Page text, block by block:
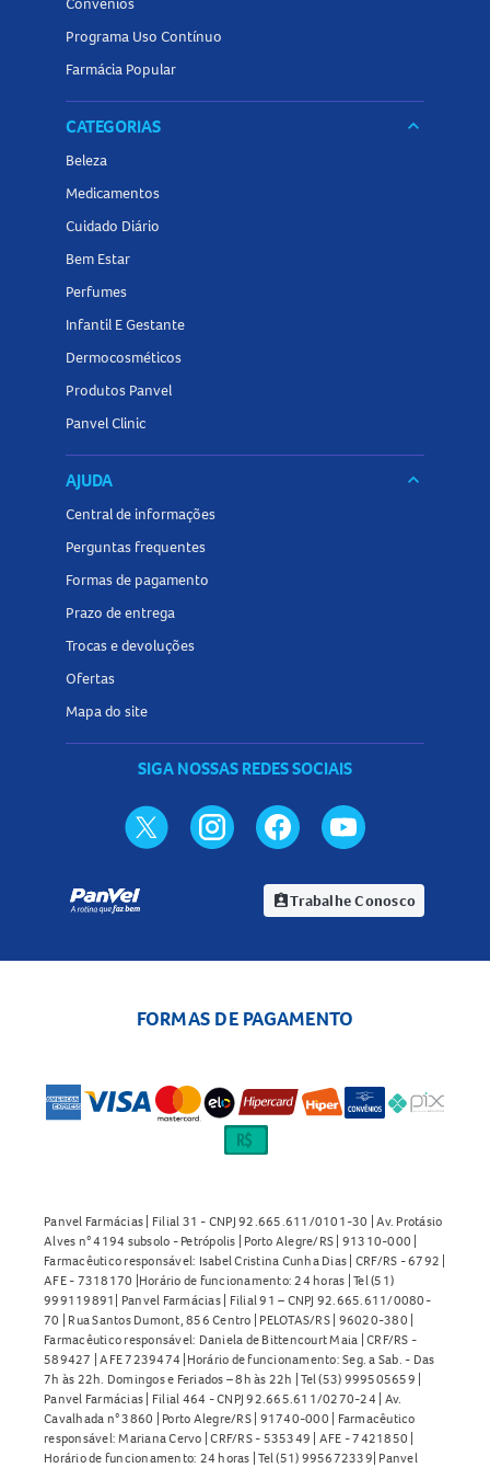
Programa Uso Contínuo
Farmácia Popular
CATEGORIAS keyboard_arrow_down
Beleza
Medicamentos
Cuidado Diário
Bem Estar
Perfumes
Infantil E Gestante
Dermocosméticos
Produtos Panvel
Panvel Clinic
AJUDA keyboard_arrow_down
Central de informações
Perguntas frequentes
Formas de pagamento
Prazo de entrega
Trocas e devoluções
Ofertas
Mapa do site
SIGA NOSSAS REDES SOCIAIS
assignment_indTrabalhe Conosco
FORMAS DE PAGAMENTO
Panvel Farmácias | Filial 31 - CNPJ 92.665.611/0101-30 | Av. Protásio
Alves n° 4194 subsolo - Petrópolis | Porto Alegre/RS | 91310-000 |
Farmacêutico responsável: Isabel Cristina Cunha Dias | CRF/RS - 6792 |
AFE - 7318170 |Horário de funcionamento: 24 horas | Tel (51)
999119891| Panvel Farmácias | Filial 91 – CNPJ 92.665.611/0080-
70 | Rua Santos Dumont, 856 Centro | PELOTAS/RS | 96020-380 |
Farmacêutico responsável: Daniela de Bittencourt Maia | CRF/RS -
589427 | AFE 7239474 |Horário de funcionamento: Seg. a Sab. - Das
7h às 22h. Domingos e Feriados – 8h às 22h | Tel (53) 999505659 |
Panvel Farmácias | Filial 464 - CNPJ 92.665.611/0270-24 | Av.
Cavalhada n° 3860 | Porto Alegre/RS | 91740-000 | Farmacêutico
responsável: Mariana Cervo | CRF/RS - 535349 | AFE - 7421850 |
Horário de funcionamento: 24 horas | Tel (51) 995672339| Panvel